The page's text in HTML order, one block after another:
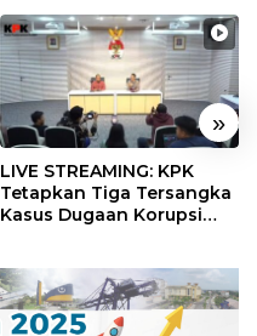
»
LIVE STREAMING: KPK
Tetapkan Tiga Tersangka
Kasus Dugaan Korupsi